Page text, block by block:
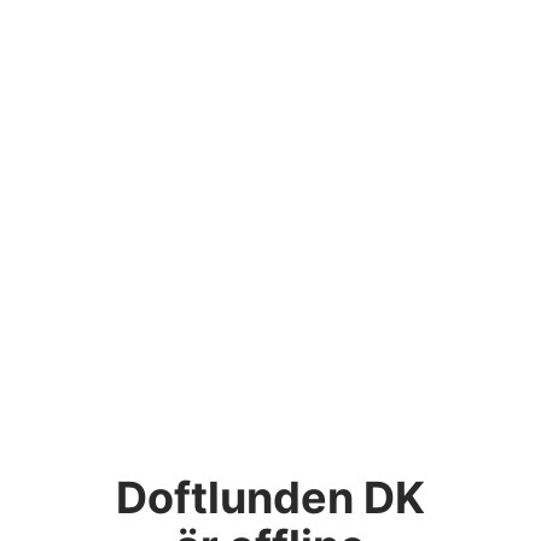
Doftlunden DK